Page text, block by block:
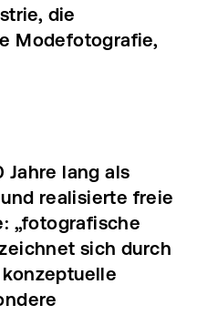
die
Modefotografie,
Jahre lang als
realisierte freie
„fotografische
sich durch